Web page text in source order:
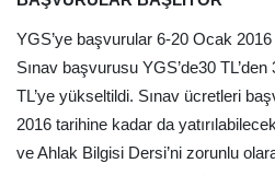
YGS’ye başvurular 6-20 Ocak
Sınav başvurusu YGS’de30 TL’den
TL’ye yükseltildi. Sınav ücretleri
2016 tarihine kadar da
ve Ahlak Bilgisi Dersi’ni zorunlu